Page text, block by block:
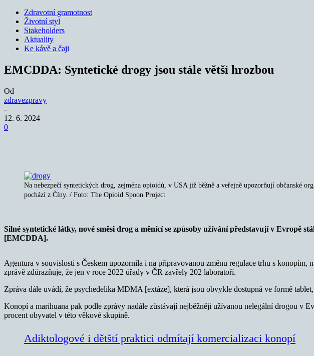
Zdravotní gramotnost
Životní styl
Stakeholders
Aktuality
Ke kávě a čaji
EMCDDA: Syntetické drogy jsou stále větší hrozbou
Od
zdravezpravy
-
12. 6. 2024
0
Na nebezpečí syntetických drog, zejména opioidů, v USA již běžně a veřejně upozorňují občanské
pochází z Číny. / Foto: The Opioid Spoon Project
Silné syntetické látky, nové směsi drog a měnící se způsoby užívání představují v Evropě
[EMCDDA].
Agentura v souvislosti s Českem upozornila i na připravovanou změnu regulace trhu s
zprávě zdůrazňuje, že jen v roce 2022 úřady v ČR zavřely 202 laboratoří.
Zpráva dále uvádí, že psychedelika MDMA [extáze], která jsou obvykle dostupná ve formě
Konopí a marihuana pak podle zprávy nadále zůstávají nejběžněji užívanou nelegální drogou v
procent obyvatel v této věkové skupině.
Adiktologové i dětští praktici odmítají komercializaci konopí